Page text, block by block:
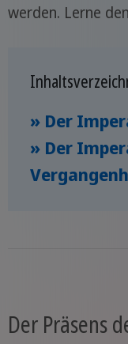
werden. Lerne
» Der
» Der
Der Präsens